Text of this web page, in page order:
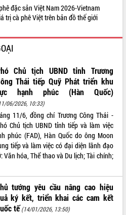
đặc sản Việt Nam 2026-Vietnam
trị cà phê Việt trên bản đồ thế giới
Chủ tịch UBND tỉnh Trương
Thái tiếp Quỹ Phát triển khu
hạnh phúc (Hàn Quốc)
06/2026, 10:33)
11/6, đồng chí Trương Công Thái -
Chủ tịch UBND tỉnh tiếp và làm việc
phúc (FAD), Hàn Quốc do ông Moon
tiếp và làm việc có đại diện lãnh đạo
Văn hóa, Thể thao và Du lịch; Tài chính;
tướng yêu cầu nâng cao hiệu
ký kết, triển khai các cam kết
tế (14/01/2026, 13:50)